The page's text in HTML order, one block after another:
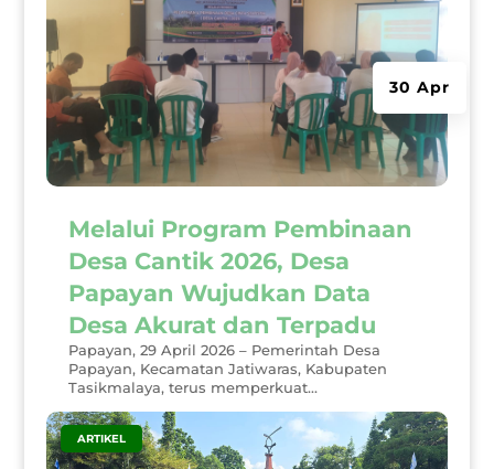
Melalui Program Pembinaan
Desa Cantik 2026, Desa
Papayan Wujudkan Data
Desa Akurat dan Terpadu
30 Apr
Papayan, 29 April 2026 – Pemerintah Desa
Papayan, Kecamatan Jatiwaras, Kabupaten
Tasikmalaya, terus memperkuat...
ARTIKEL